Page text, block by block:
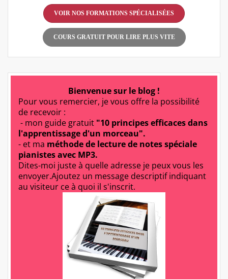
VOIR NOS FORMATIONS SPÉCIALISÉES
COURS GRATUIT POUR LIRE PLUS VITE